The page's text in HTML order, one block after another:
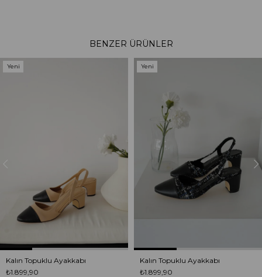
BENZER ÜRÜNLER
Kalın Topuklu Ayakkabı
₺1.899,90
Yeni
Kalın Topuklu Ayakkabı
₺1.899,90
Yeni